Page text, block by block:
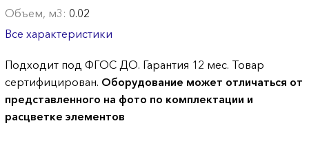
Объем, м3: 0.02
Все характеристики
Подходит под ФГОС ДО. Гарантия 12 мес. Товар
сертифицирован. Оборудование может отличаться от
представленного на фото по комплектации и
расцветке элементов